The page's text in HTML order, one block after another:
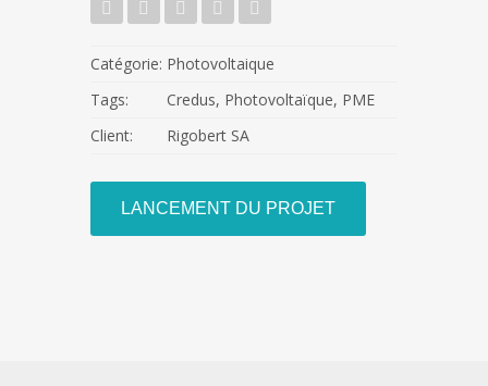
Catégorie: Photovoltaique
Tags:
Credus, Photovoltaïque, PME
Client:
Rigobert SA
LANCEMENT DU PROJET